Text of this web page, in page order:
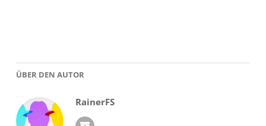
ÜBER DEN AUTOR
RainerFS